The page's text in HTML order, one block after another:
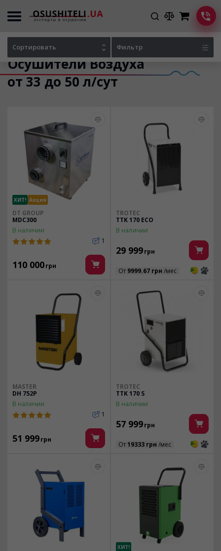
Осушители Воздуха
от 33 до 50 л/сут
Сортировать Фильтр
ХИТ! Акция
DT GROUP
MDC300
В наличии
1
110 000грн
TROTEC
TTK 170 ECO
В наличии
29 999грн
От 9999.67 грн /мес 3 3
MASTER
DH 752P
В наличии
1
51 999грн
TROTEC
TTK 170 S
В наличии
57 999грн
От 19333 грн /мес 3 3
ХИТ!